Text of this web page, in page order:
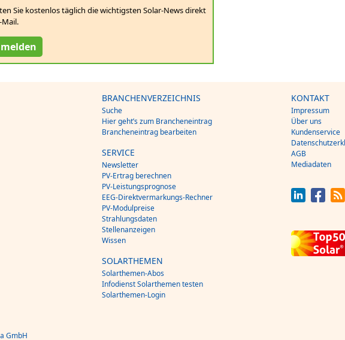
Sie kostenlos täglich die wichtigsten Solar-News direkt
Mail.
BRANCHENVERZEICHNIS
Suche
Hier geht’s zum Brancheneintrag
Brancheneintrag bearbeiten
SERVICE
Newsletter
PV-Ertrag berechnen
PV-Leistungsprognose
EEG-Direktvermarkungs-Rechner
PV-Modulpreise
Strahlungsdaten
Stellenanzeigen
Wissen
SOLARTHEMEN
Solarthemen-Abos
Infodienst Solarthemen testen
Solarthemen-Login
KONTAKT
Impressum
Über uns
Kundenservice
AGB
Mediadaten
GmbH